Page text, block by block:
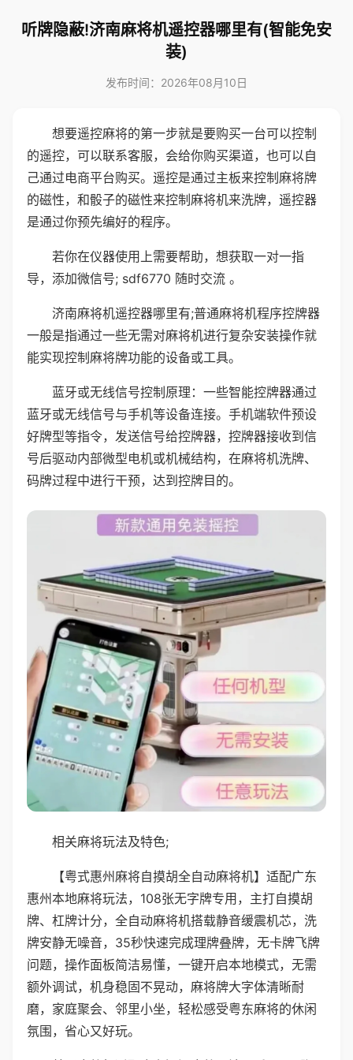
听牌隐蔽!济南麻将机遥控器哪里有(智能免安
装)
发布时间：2026年08月10日
想要遥控麻将的第一步就是要购买一台可以控制
的遥控，可以联系客服，会给你购买渠道，也可以自
己通过电商平台购买。遥控是通过主板来控制麻将牌
的磁性，和骰子的磁性来控制麻将机来洗牌，遥控器
是通过你预先编好的程序。
若你在仪器使用上需要帮助，想获取一对一指
导，添加微信号; sdf6770 随时交流 。
济南麻将机遥控器哪里有;普通麻将机程序控牌器
一般是指通过一些无需对麻将机进行复杂安装操作就
能实现控制麻将牌功能的设备或工具。
蓝牙或无线信号控制原理：一些智能控牌器通过
蓝牙或无线信号与手机等设备连接。手机端软件预设
好牌型等指令，发送信号给控牌器，控牌器接收到信
号后驱动内部微型电机或机械结构，在麻将机洗牌、
码牌过程中进行干预，达到控牌目的。
相关麻将玩法及特色;
【粤式惠州麻将自摸胡全自动麻将机】适配广东
惠州本地麻将玩法，108张无字牌专用，主打自摸胡
牌、杠牌计分，全自动麻将机搭载静音缓震机芯，洗
牌安静无噪音，35秒快速完成理牌叠牌，无卡牌飞牌
问题，操作面板简洁易懂，一键开启本地模式，无需
额外调试，机身稳固不晃动，麻将牌大字体清晰耐
磨，家庭聚会、邻里小坐，轻松感受粤东麻将的休闲
氛围，省心又好玩。